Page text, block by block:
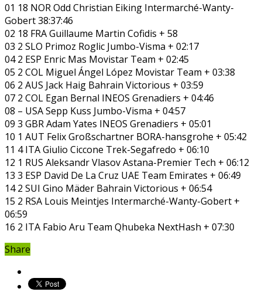
01 18 NOR Odd Christian Eiking Intermarché-Wanty-
Gobert 38:37:46
02 18 FRA Guillaume Martin Cofidis + 58
03 2 SLO Primoz Roglic Jumbo-Visma + 02:17
04 2 ESP Enric Mas Movistar Team + 02:45
05 2 COL Miguel Ángel López Movistar Team + 03:38
06 2 AUS Jack Haig Bahrain Victorious + 03:59
07 2 COL Egan Bernal INEOS Grenadiers + 04:46
08 – USA Sepp Kuss Jumbo-Visma + 04:57
09 3 GBR Adam Yates INEOS Grenadiers + 05:01
10 1 AUT Felix Großschartner BORA-hansgrohe + 05:42
11 4 ITA Giulio Ciccone Trek-Segafredo + 06:10
12 1 RUS Aleksandr Vlasov Astana-Premier Tech + 06:12
13 3 ESP David De La Cruz UAE Team Emirates + 06:49
14 2 SUI Gino Mäder Bahrain Victorious + 06:54
15 2 RSA Louis Meintjes Intermarché-Wanty-Gobert +
06:59
16 2 ITA Fabio Aru Team Qhubeka NextHash + 07:30
Share